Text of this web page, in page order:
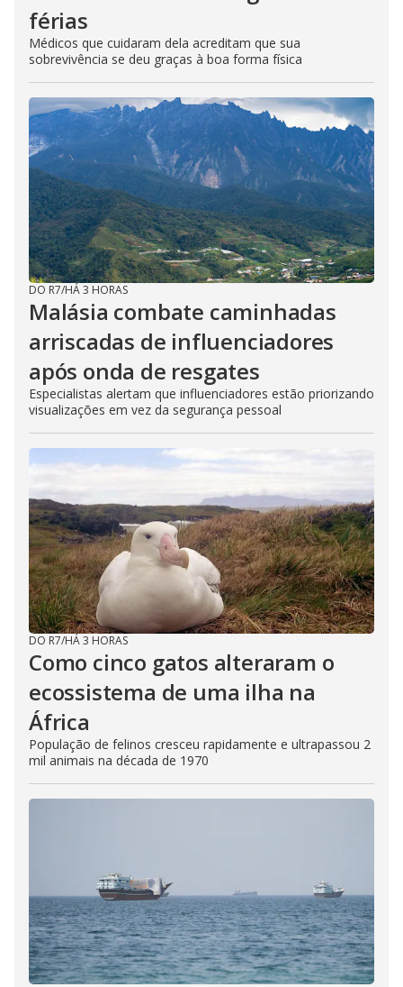
férias
Médicos que cuidaram dela acreditam que sua
sobrevivência se deu graças à boa forma física
DO R7/HÁ 3 HORAS
Malásia combate caminhadas
arriscadas de influenciadores
após onda de resgates
Especialistas alertam que influenciadores estão priorizando
visualizações em vez da segurança pessoal
DO R7/HÁ 3 HORAS
Como cinco gatos alteraram o
ecossistema de uma ilha na
África
População de felinos cresceu rapidamente e ultrapassou 2
mil animais na década de 1970